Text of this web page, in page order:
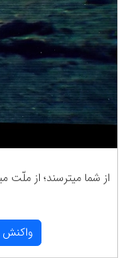
از شما میترسند؛ از ملّت
واكنش